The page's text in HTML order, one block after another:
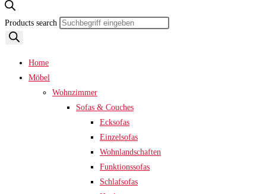
Products search
Home
Möbel
Wohnzimmer
Sofas & Couches
Ecksofas
Einzelsofas
Wohnlandschaften
Funktionssofas
Schlafsofas